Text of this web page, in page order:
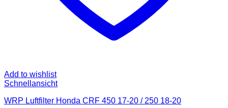
Add to wishlist
Schnellansicht
WRP Luftfilter Honda CRF 450 17-20 / 250 18-20